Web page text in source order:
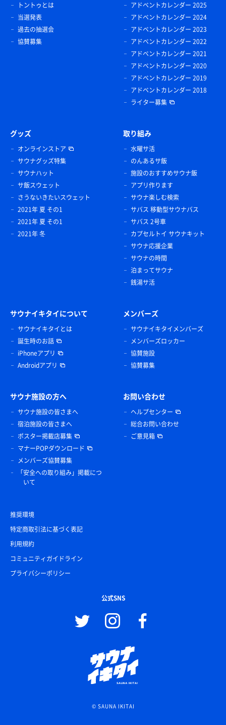
トントゥとは
当選発表
過去の抽選会
協賛募集
アドベントカレンダー 2025
アドベントカレンダー 2024
アドベントカレンダー 2023
アドベントカレンダー 2022
アドベントカレンダー 2021
アドベントカレンダー 2020
アドベントカレンダー 2019
アドベントカレンダー 2018
ライター募集
グッズ
オンラインストア
サウナグッズ特集
サウナハット
サ飯スウェット
さうないきたいスウェット
2021年 夏 その1
2021年 夏 その1
2021年 冬
取り組み
水曜サ活
のんあるサ飯
施設のおすすめサウナ飯
アプリ作ります
サウナ楽しむ検索
サバス 移動型サウナバス
サバス 2号車
カプセルトイ サウナキット
サウナ応援企業
サウナの時間
泊まってサウナ
銭湯サ活
サウナイキタイについて
サウナイキタイとは
誕生時のお話
iPhoneアプリ
Androidアプリ
メンバーズ
サウナイキタイメンバーズ
メンバーズロッカー
協賛施設
協賛募集
サウナ施設の方へ
サウナ施設の皆さまへ
宿泊施設の皆さまへ
ポスター掲載店募集
マナーPOPダウンロード
メンバーズ協賛募集
「安全への取り組み」掲載につ
いて
お問い合わせ
ヘルプセンター
総合お問い合わせ
ご意見箱
推奨環境
特定商取引法に基づく表記
利用規約
コミュニティガイドライン
プライバシーポリシー
公式SNS
© SAUNA IKITAI